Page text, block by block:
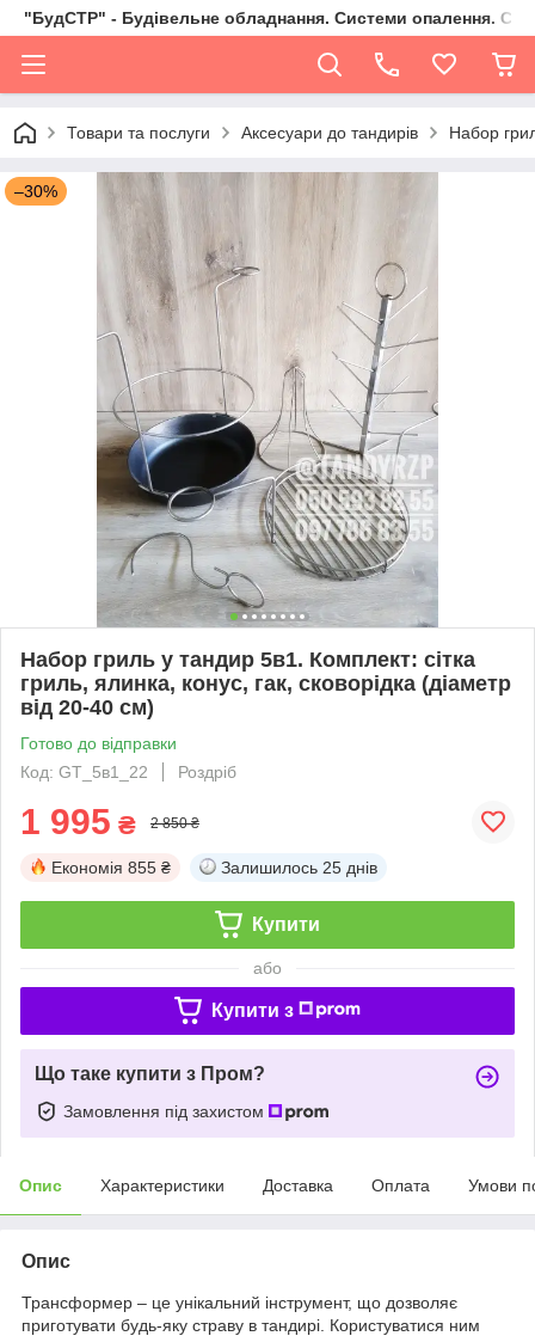
"БудСТР" - Будівельне обладнання. Системи опалення.
Товари та послуги Аксесуари до тандирів Набор
–30%
Набор гриль у тандир 5в1. Комплект: сітка
гриль, ялинка, конус, гак, сковорідка (діаметр
від 20-40 см)
Готово до відправки
Код: GT_5в1_22
Роздріб
1 995 ₴ 2 850 ₴
Економія 855 ₴ Залишилось 25 днів
Купити
або
Купити з
Що таке купити з Пром?
Замовлення під захистом
Опис Характеристики Доставка Оплата Умови
Опис
Трансформер – це унікальний інструмент, що дозволяє
приготувати будь-яку страву в тандирі. Користуватися ним